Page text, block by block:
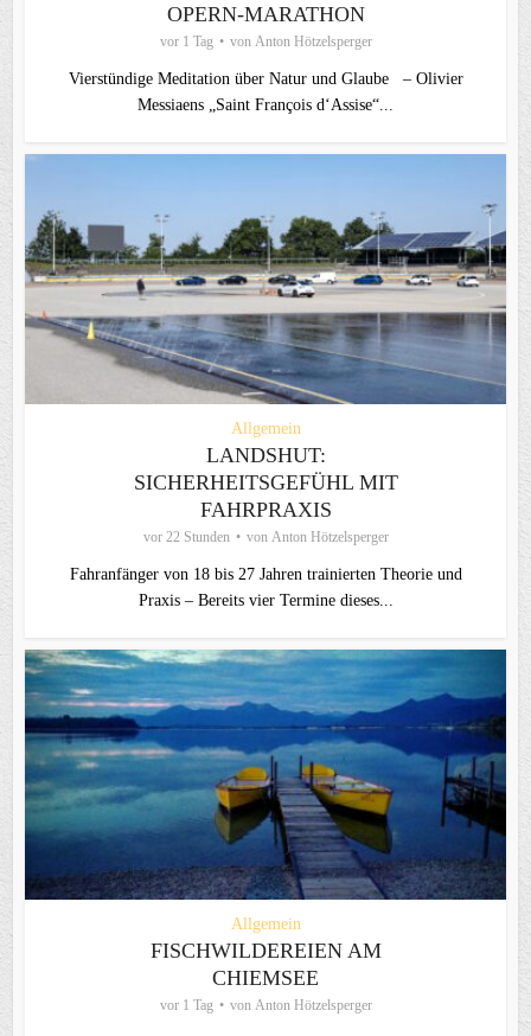
OPERN-MARATHON
vor 1 Tag von Anton Hötzelsperger
Vierstündige Meditation über Natur und Glaube – Olivier
Messiaens „Saint François d‘Assise“...
Allgemein
LANDSHUT:
SICHERHEITSGEFÜHL MIT
FAHRPRAXIS
vor 22 Stunden von Anton Hötzelsperger
Fahranfänger von 18 bis 27 Jahren trainierten Theorie und
Praxis – Bereits vier Termine dieses...
Allgemein
FISCHWILDEREIEN AM
CHIEMSEE
vor 1 Tag von Anton Hötzelsperger